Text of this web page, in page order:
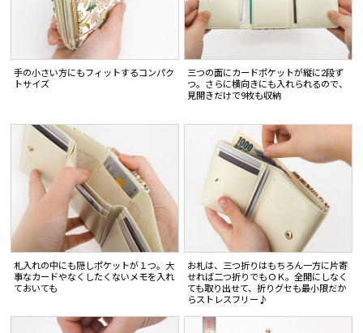
手の小さい方にもフィットするコンパク
トサイズ
三つの面にカードポケットが縦に2段ず
つ。さらに横向きにも入れられるので、
見開きだけで9枚も収納
札入れの中にも隠しポケットが１つ。大
事なカードやなくしたくないメモを入れ
ておいても
お札は、三つ折りはもちろん一方に片寄
せれば二つ折りでもＯＫ。全開にしなく
ても取り出せて、折りグセも最小限だか
らストレスフリー♪